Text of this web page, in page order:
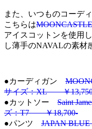
また、いつものコーデ
こちらは
アイスコットンを使用
し薄手のNAVALの素材
●カーディガン
サイズ：XL ￥
●カットソー Saint
ズ：T7 ￥18,700-
●パンツ JAPAN